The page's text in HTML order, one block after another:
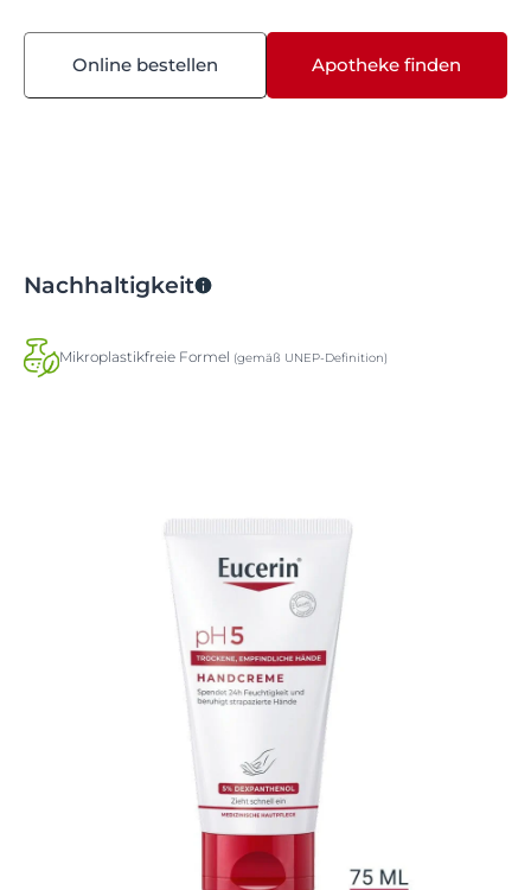
Online bestellen Apotheke finden
Nachhaltigkeit
Mikroplastikfreie Formel (gemäß UNEP-Definition)